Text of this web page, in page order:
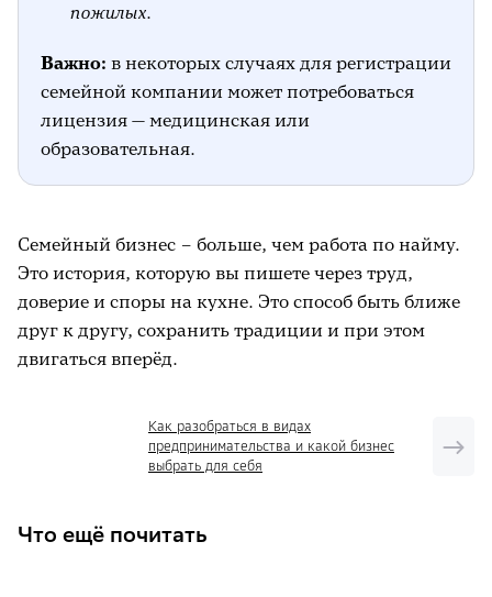
пожилых.
Важно: в некоторых случаях для регистрации
семейной компании может потребоваться
лицензия — медицинская или
образовательная.
Семейный бизнес – больше, чем работа по найму.
Это история, которую вы пишете через труд,
доверие и споры на кухне. Это способ быть ближе
друг к другу, сохранить традиции и при этом
двигаться вперёд.
Как разобраться в видах
предпринимательства и какой бизнес
выбрать для себя
Что ещё почитать